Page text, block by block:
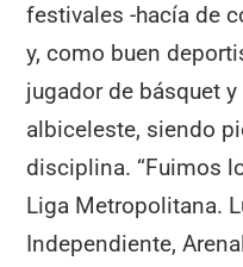
festivales -hacía de
y, como buen
jugador de básquet
albiceleste, siendo
disciplina. “Fuimos
Liga Metropolitana.
Independiente,